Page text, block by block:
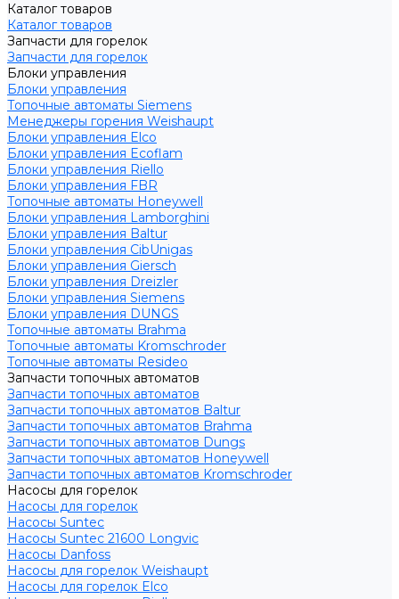
Каталог товаров
Каталог товаров
Запчасти для горелок
Запчасти для горелок
Блоки управления
Блоки управления
Топочные автоматы Siemens
Менеджеры горения Weishaupt
Блоки управления Elco
Блоки управления Ecoflam
Блоки управления Riello
Блоки управления FBR
Топочные автоматы Honeywell
Блоки управления Lamborghini
Блоки управления Baltur
Блоки управления CibUnigas
Блоки управления Giersch
Блоки управления Dreizler
Блоки управления Siemens
Блоки управления DUNGS
Топочные автоматы Brahma
Топочные автоматы Kromschroder
Топочные автоматы Resideo
Запчасти топочных автоматов
Запчасти топочных автоматов
Запчасти топочных автоматов Baltur
Запчасти топочных автоматов Brahma
Запчасти топочных автоматов Dungs
Запчасти топочных автоматов Honeywell
Запчасти топочных автоматов Kromschroder
Насосы для горелок
Насосы для горелок
Насосы Suntec
Насосы Suntec 21600 Longvic
Насосы Danfoss
Насосы для горелок Weishaupt
Насосы для горелок Elco